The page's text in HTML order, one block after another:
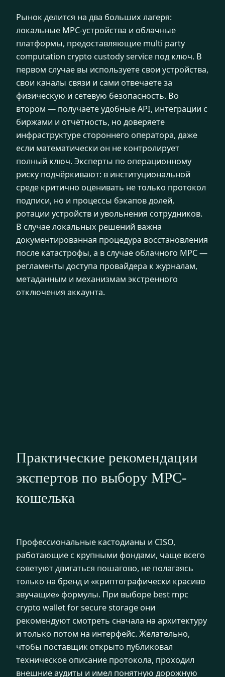
Рынок делится на два больших лагеря:
локальные MPC-устройства и облачные
платформы, предоставляющие multi party
computation crypto custody service под ключ. В
первом случае вы используете свои устройства,
свои каналы связи и сами отвечаете за
физическую и сетевую безопасность. Во
втором — получаете удобные API, интеграции с
биржами и отчётность, но доверяете
инфраструктуре стороннего оператора, даже
если математически он не контролирует
полный ключ. Эксперты по операционному
риску подчёркивают: в институциональной
среде критично оценивать не только протокол
подписи, но и процессы бэкапов долей,
ротации устройств и увольнения сотрудников.
В случае локальных решений важна
документированная процедура восстановления
после катастрофы, а в случае облачного MPC —
регламенты доступа провайдера к журналам,
метаданным и механизмам экстренного
отключения аккаунта.
Практические рекомендации
экспертов по выбору MPC-
кошелька
Профессиональные кастодианы и CISO,
работающие с крупными фондами, чаще всего
советуют двигаться пошагово, не полагаясь
только на бренд и «криптографически красиво
звучащие» формулы. При выборе best mpc
crypto wallet for secure storage они
рекомендуют смотреть сначала на архитектуру
и только потом на интерфейс. Желательно,
чтобы поставщик открыто публиковал
техническое описание протокола, проходил
внешние аудиты и имел понятную дорожную